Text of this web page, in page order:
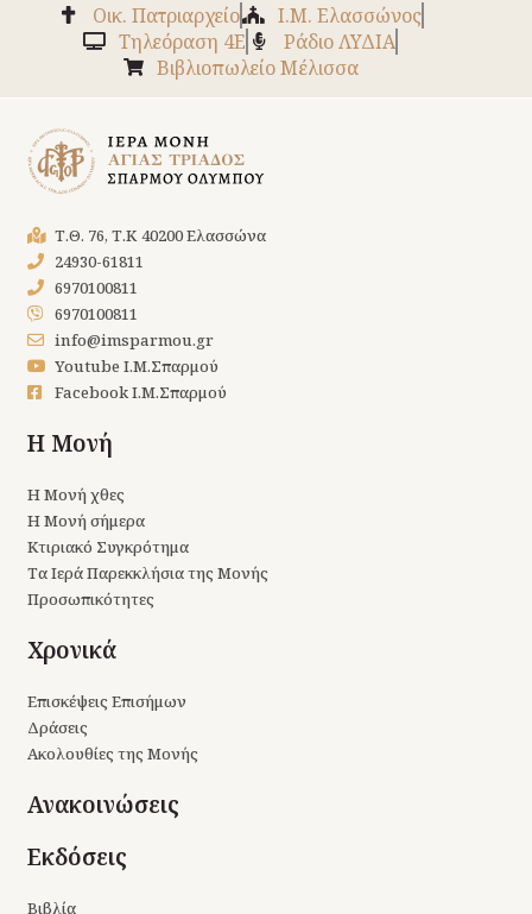
Οικ. Πατριαρχείο
Ι.Μ. Ελασσώνος
Tηλεόραση 4Ε
Ράδιο ΛΥΔΙΑ
Βιβλιοπωλείο Μέλισσα
Τ.Θ. 76, Τ.Κ 40200 Ελασσώνα
24930-61811
6970100811
6970100811
info@imsparmou.gr
Youtube Ι.Μ.Σπαρμού
Facebook Ι.Μ.Σπαρμού
Η Μονή
Η Μονή χθες
Η Μονή σήμερα
Κτιριακό Συγκρότημα
Τα Ιερά Παρεκκλήσια της Μονής
Προσωπικότητες
Χρονικά
Επισκέψεις Επισήμων
Δράσεις
Ακολουθίες της Μονής
Ανακοινώσεις
Εκδόσεις
Βιβλία